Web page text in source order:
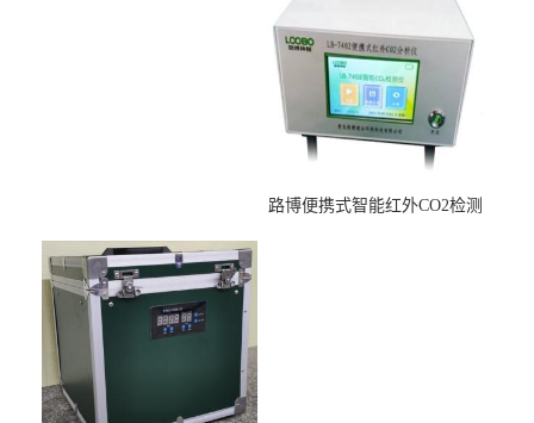
路博便携式智能红外CO2检测